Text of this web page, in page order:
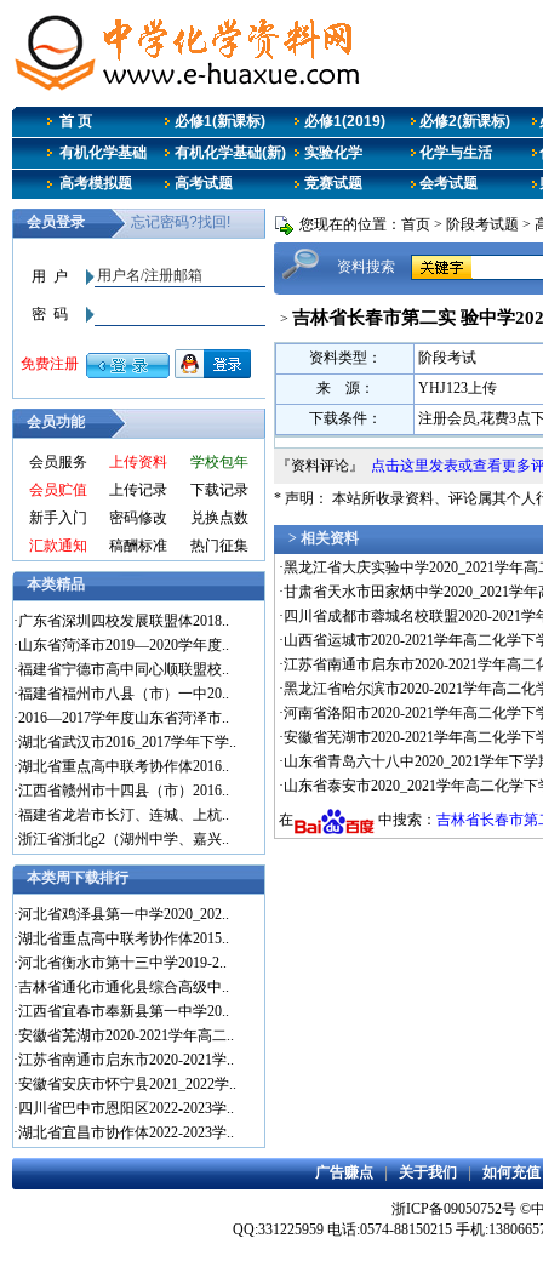
首 页 必修1(新课标) 必修1(2019) 必修2(新课标)
有机化学基础
有机化学基础(新) 实验化学 化学与生活
高考模拟题
高考试题 竞赛试题 会考试题
会员功能
会员服务 上传资料
学校包年
会员贮值
上传记录
下载记录
新手入门
密码修改
兑换点数
汇款通知
稿酬标准 热门征集
本类精品
·广东省深圳四校发展联盟体2018..
·山东省菏泽市2019—2020学年度..
·福建省宁德市高中同心顺联盟校..
·福建省福州市八县（市）一中20..
·2016—2017学年度山东省菏泽市..
·湖北省武汉市2016_2017学年下学..
·湖北省重点高中联考协作体2016..
·江西省赣州市十四县（市）2016..
·福建省龙岩市长汀、连城、上杭..
·浙江省浙北g2（湖州中学、嘉兴..
本类周下载排行
·河北省鸡泽县第一中学2020_202..
·湖北省重点高中联考协作体2015..
·河北省衡水市第十三中学2019-2..
·吉林省通化市通化县综合高级中..
·江西省宜春市奉新县第一中学20..
·安徽省芜湖市2020-2021学年高二..
·江苏省南通市启东市2020-2021学..
·安徽省安庆市怀宁县2021_2022学..
· 四川省巴中市恩阳区2022-2023学..
·湖北省宜昌市协作体2022-2023学..
您现在的位置： 首页 > 阶段考试题 >
资料搜索
> 吉林省长春市第二实 验中学
资料类型：
阶段考试
来 源：
YHJ123上传
下载条件：
注册会员,花费3点
『资料评论』 点击这里发表或查看更多
* 声明： 本站所收录资料、评论属其个人
> 相关资料
·黑龙江省大庆实验中学2020_2021学年
·甘肃省天水市田家炳中学2020_2021学
· 四川省成都市蓉城名校联盟2020-2021
·山西省运城市2020-2021学年高二化学
·江苏省南通市启东市2020-2021学年高
·黑龙江省哈尔滨市2020-2021学年高二
·河南省洛阳市2020-2021学年高二化学
·安徽省芜湖市2020-2021学年高二化学
·山东省青岛六十八中2020_2021学年下
·山东省泰安市2020_2021学年高二化学
在
中搜索： 吉林省长春市第
广告赚点|关于我们|如何充值
浙ICP备09050752号 ©
QQ:331225959 电话:0574-88150215 手机